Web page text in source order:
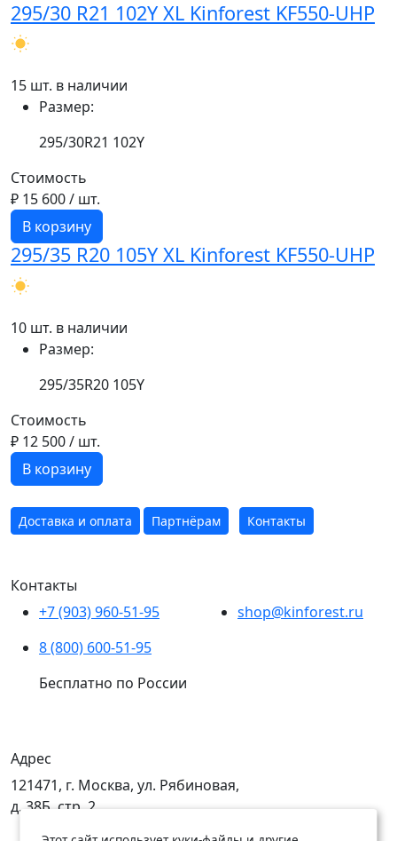
295/30 R21 102Y XL Kinforest KF550-UHP
15 шт. в наличии
Размер:
295/30R21 102Y
Стоимость
₽ 15 600/ шт.
В корзину
295/35 R20 105Y XL Kinforest KF550-UHP
10 шт. в наличии
Размер:
295/35R20 105Y
Стоимость
₽ 12 500/ шт.
В корзину
Доставка и оплата Партнёрам Контакты
Контакты
+7 (903) 960-51-95
8 (800) 600-51-95
Бесплатно по России
shop@kinforest.ru
Адрес
121471, г. Москва, ул. Рябиновая,
д. 38Б, стр. 2